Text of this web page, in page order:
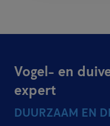
Vogel- en
expert
DUURZAAM EN